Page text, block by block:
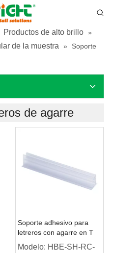
Productos de alto brillo »
de la muestra »
Soporte
de agarre
Soporte adhesivo para
letreros con agarre en T
Modelo: HBE-SH-RC-